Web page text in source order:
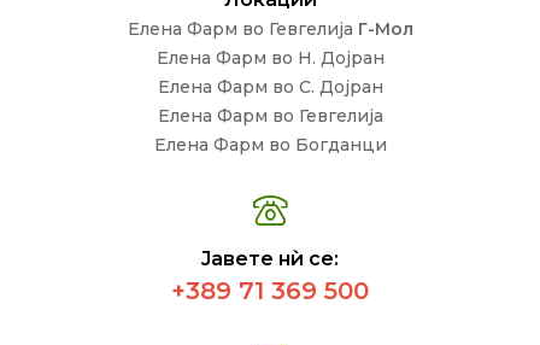
Елена Фарм во Гевгелија Г-Мол
Елена Фарм во Н. Дојран
Елена Фарм во С. Дојран
Елена Фарм во Гевгелија
Елена Фарм во Богданци
Јавете нѝ се:
+389 71 369 500